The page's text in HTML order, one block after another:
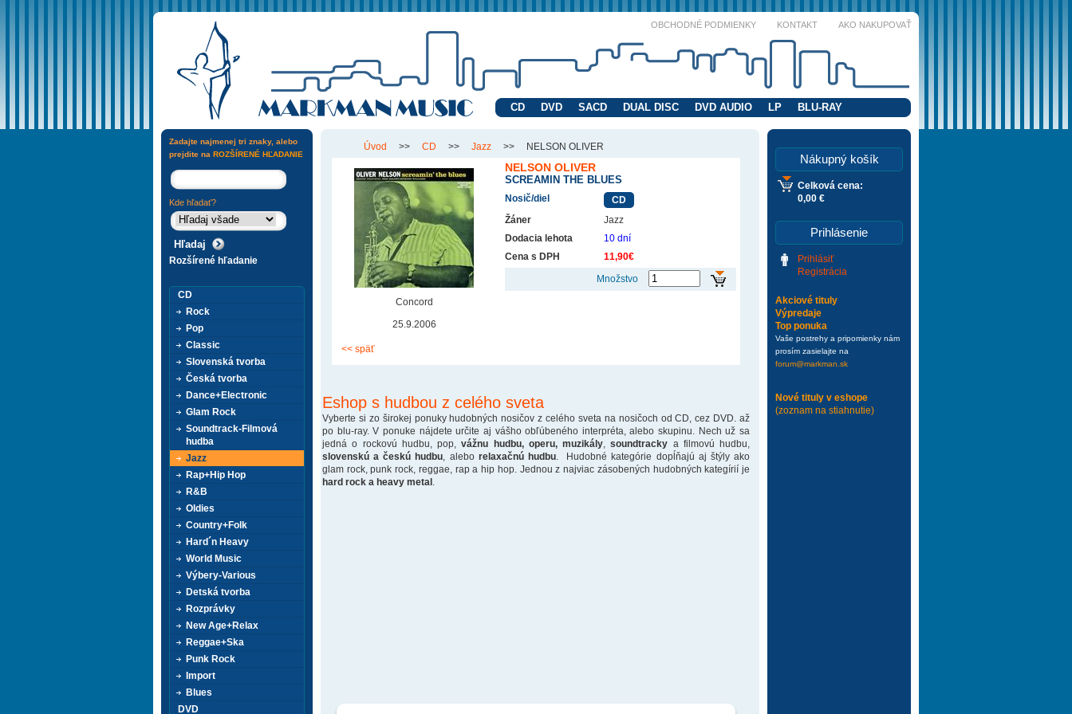
OBCHODNÉ PODMIENKY KONTAKT AKO NAKUPOVAŤ
CD DVD SACD DUAL DISC DVD AUDIO LP BLU-RAY
Úvod >> CD >> Jazz >> NELSON OLIVER
Concord
25.9.2006
NELSON OLIVER
SCREAMIN THE BLUES
Nosič/diel
CD
Žáner
Jazz
Dodacia lehota
10 dní
Cena s DPH
11,90€
Množstvo
<< späť
Eshop s hudbou z celého sveta
Vyberte si zo širokej ponuky hudobných nosičov z celého sveta na nosičoch od CD, cez DVD. až
po blu-ray. V ponuke nájdete určite aj vášho obľúbeného interpréta, alebo skupinu. Nech už sa
jedná o rockovú hudbu, pop,vážnu hudbu, operu, muzikály ,soundtracky a filmovú hudbu,
slovenskú a českú hudbu , alebo relaxačnú hudbu. Hudobné kategórie dopĺňajú aj štýly ako
glam rock, punk rock, reggae, rap a hip hop. Jednou z najviac zásobených hudobných kategírií je
hard rock a heavy metal
Nákupný košík
Celková cena:
0,00 €
Prihlásenie
Prihlásiť
Registrácia
Akciové tituly
Výpredaje
Top ponuka
Vaše postrehy a pripomienky nám
prosím zasielajte na
forum@markman.sk
Nové tituly v eshope
(zoznam na stiahnutie)
Zadajte najmenej tri znaky, alebo
prejdite na ROZŠÍRENÉ HĽADANIE
Kde hľadať?
Rozšírené hľadanie
CD
Rock
Pop
Classic
Slovenská tvorba
Česká tvorba
Dance+Electronic
Glam Rock
Soundtrack-Filmová
hudba
Jazz
Rap+Hip Hop
R&B
Oldies
Country+Folk
Hard´n Heavy
World Music
Výbery-Various
Detská tvorba
Rozprávky
New Age+Relax
Reggae+Ska
Punk Rock
Import
Blues
DVD